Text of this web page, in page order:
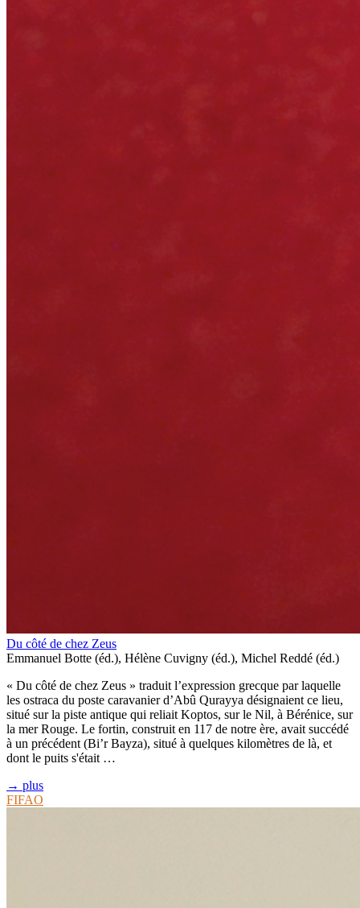
Du côté de chez Zeus
Emmanuel Botte (éd.), Hélène Cuvigny (éd.), Michel Reddé (éd.)
« Du côté de chez Zeus » traduit l’expression grecque par laquelle
les ostraca du poste caravanier d’Abû Qurayya désignaient ce lieu,
situé sur la piste antique qui reliait Koptos, sur le Nil, à Bérénice, sur
la mer Rouge. Le fortin, construit en 117 de notre ère, avait succédé
à un précédent (Bi’r Bayza), situé à quelques kilomètres de là, et
dont le puits s'était …
→ plus
FIFAO